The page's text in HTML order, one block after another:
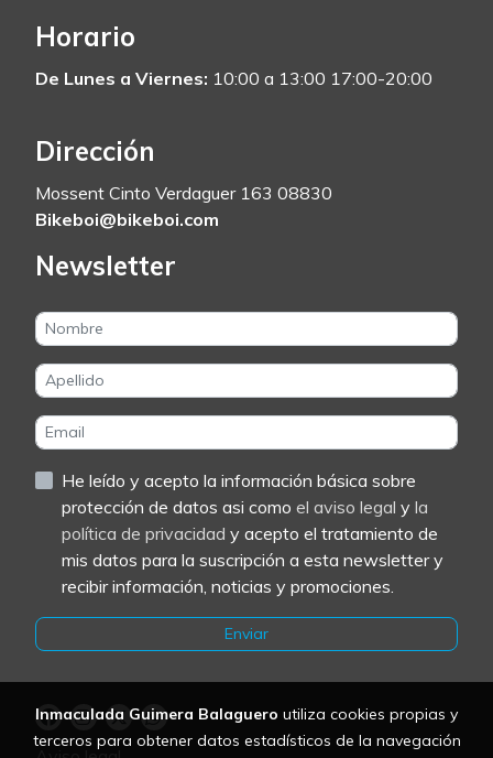
Horario
De Lunes a Viernes: 10:00 a 13:00 17:00-20:00
Dirección
Mossent Cinto Verdaguer 163 08830
Bikeboi@bikeboi.com
Newsletter
He leído y acepto la información básica sobre
protección de datos asi como el aviso legal y la
política de privacidad y acepto el tratamiento de
mis datos para la suscripción a esta newsletter y
recibir información, noticias y promociones.
Enviar
Inmaculada Guimera Balaguero utiliza cookies propias y
terceros para obtener datos estadísticos de la navegación